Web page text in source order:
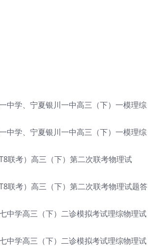
中学、宁夏银川一中高三（下）一模理综
中学、宁夏银川一中高三（下）一模理综
联考）高三（下）第二次联考物理试
联考）高三（下）第二次联考物理试题答
中学高三（下）二诊模拟考试理综物理试
中学高三（下）二诊模拟考试理综物理试